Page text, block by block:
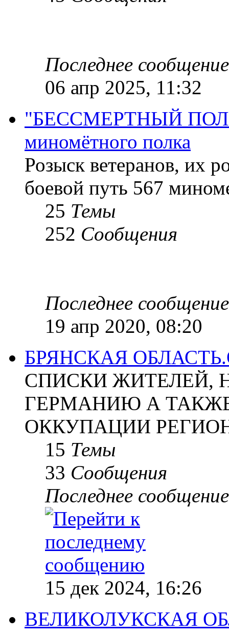
Последнее сообщение
06 апр 2025, 11:32
"БЕССМЕРТНЫЙ ПОЛК
миномётного полка
Розыск ветеранов, их
боевой путь 567
25 Темы
252 Сообщения
Последнее сообщение
19 апр 2020, 08:20
БРЯНСКАЯ
СПИСКИ ЖИТЕЛЕЙ,
ГЕРМАНИЮ А
ОККУПАЦИИ
15 Темы
33 Сообщения
Последнее сообщение
15 дек 2024, 16:26
ВЕЛИКОЛУКСКАЯ